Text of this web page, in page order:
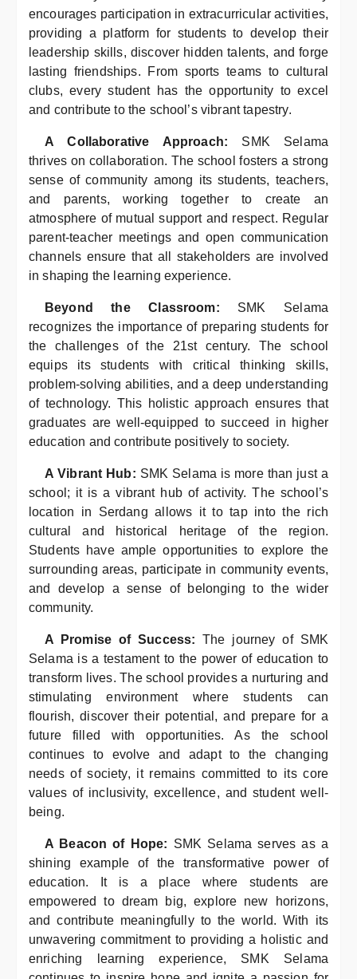
encourages participation in extracurricular activities,
providing a platform for students to develop their
leadership skills, discover hidden talents, and forge
lasting friendships. From sports teams to cultural
clubs, every student has the opportunity to excel
and contribute to the school’s vibrant tapestry.
A Collaborative Approach: SMK Selama
thrives on collaboration. The school fosters a strong
sense of community among its students, teachers,
and parents, working together to create an
atmosphere of mutual support and respect. Regular
parent-teacher meetings and open communication
channels ensure that all stakeholders are involved
in shaping the learning experience.
Beyond the Classroom: SMK Selama
recognizes the importance of preparing students for
the challenges of the 21st century. The school
equips its students with critical thinking skills,
problem-solving abilities, and a deep understanding
of technology. This holistic approach ensures that
graduates are well-equipped to succeed in higher
education and contribute positively to society.
A Vibrant Hub: SMK Selama is more than just a
school; it is a vibrant hub of activity. The school’s
location in Serdang allows it to tap into the rich
cultural and historical heritage of the region.
Students have ample opportunities to explore the
surrounding areas, participate in community events,
and develop a sense of belonging to the wider
community.
A Promise of Success: The journey of SMK
Selama is a testament to the power of education to
transform lives. The school provides a nurturing and
stimulating environment where students can
flourish, discover their potential, and prepare for a
future filled with opportunities. As the school
continues to evolve and adapt to the changing
needs of society, it remains committed to its core
values of inclusivity, excellence, and student well-
being.
A Beacon of Hope: SMK Selama serves as a
shining example of the transformative power of
education. It is a place where students are
empowered to dream big, explore new horizons,
and contribute meaningfully to the world. With its
unwavering commitment to providing a holistic and
enriching learning experience, SMK Selama